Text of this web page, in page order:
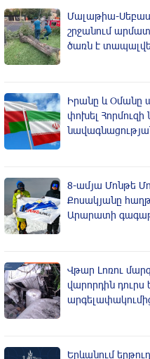
Մալաթիա-
շրջանում
ծառն է
Իրանը և Օմանը
փոխել Հորմուզի
8-ամյա Մոնթե
Քոսակյանը
Արարատի
Վթար Լոռու
վարորդին դուրս
Երևանում